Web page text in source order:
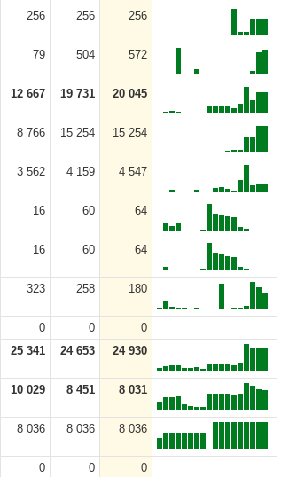
256 256 256
79 504 572
12 667 19 731 20 045
8 766 15 254 15 254
3 562 4 159 4 547
16 60 64
16 60 64
323 258 180
0 0 0
25 341 24 653 24 930
10 029 8 451 8 031
8 036 8 036 8 036
0 0
0